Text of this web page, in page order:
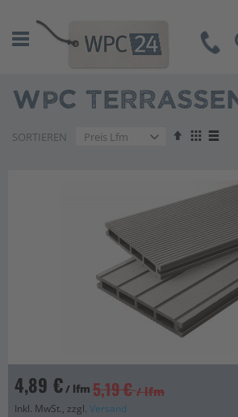
WPC
SORTIEREN
Absteigend
4,89 €/ lfm 5,19 € / lfm
Inkl. MwSt., zzgl. Versand